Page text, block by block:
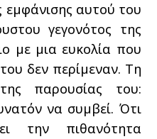
εμφάνισης αυτού του
γεγονότος της
με μια ευκολία που
του δεν περίμεναν. Τη
παρουσίας του:
να συμβεί. Ότι
την πιθανότητα